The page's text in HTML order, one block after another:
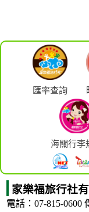
匯率查詢
海關行李
家樂福旅行社
電話：07-815-0600